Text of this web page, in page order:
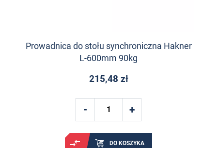
Prowadnica do stołu synchroniczna Hakner
L-600mm 90kg
215,48 zł
DO KOSZYKA